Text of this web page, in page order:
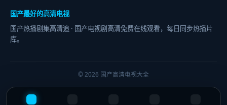
国产最好的高清电视
国产热播剧集高清追 · 国产电视剧高清免费在线观看，每日同步热播片
库。
© 2026 国产高清电视大全